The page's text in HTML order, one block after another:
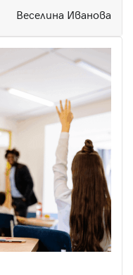
Веселина Иванова